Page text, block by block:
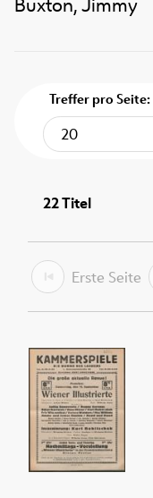
Treffer pro Seite:
20
22Titel
Erste Seite